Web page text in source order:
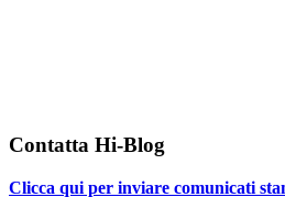
Contatta Hi-Blog
Clicca qui per inviare comunicati